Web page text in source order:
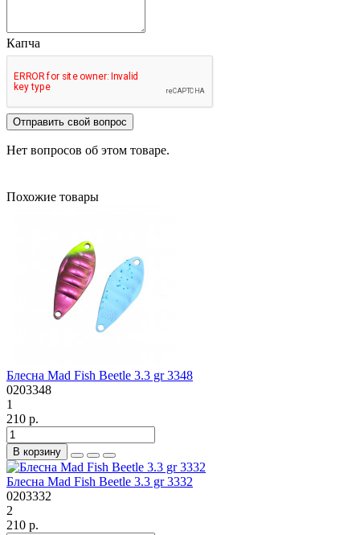
Капча
Отправить свой вопрос
Нет вопросов об этом товаре.
Похожие товары
Блесна Mad Fish Beetle 3.3 gr 3348
0203348
1
210 р.
В корзину
Блесна Mad Fish Beetle 3.3 gr 3332
0203332
2
210 р.